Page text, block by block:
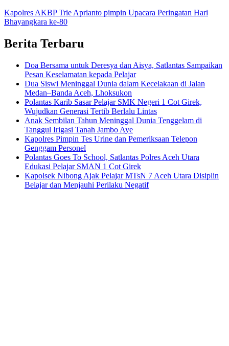
Kapolres AKBP Trie Aprianto pimpin Upacara Peringatan Hari
Bhayangkara ke-80
Berita Terbaru
Doa Bersama untuk Deresya dan Aisya, Satlantas Sampaikan
Pesan Keselamatan kepada Pelajar
Dua Siswi Meninggal Dunia dalam Kecelakaan di Jalan
Medan–Banda Aceh, Lhoksukon
Polantas Karib Sasar Pelajar SMK Negeri 1 Cot Girek,
Wujudkan Generasi Tertib Berlalu Lintas
Anak Sembilan Tahun Meninggal Dunia Tenggelam di
Tanggul Irigasi Tanah Jambo Aye
Kapolres Pimpin Tes Urine dan Pemeriksaan Telepon
Genggam Personel
Polantas Goes To School, Satlantas Polres Aceh Utara
Edukasi Pelajar SMAN 1 Cot Girek
Kapolsek Nibong Ajak Pelajar MTsN 7 Aceh Utara Disiplin
Belajar dan Menjauhi Perilaku Negatif